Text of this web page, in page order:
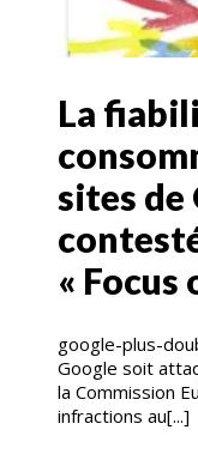
La
sites de
« Focus
google-plus-
Google soit
la Commission
infractions au[...]